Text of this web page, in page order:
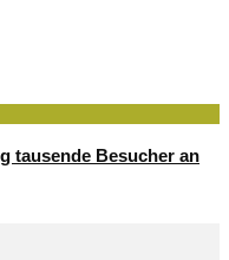
tausende Besucher an